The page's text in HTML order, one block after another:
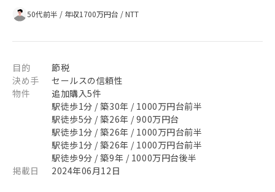
50代前半 / 年収1700万円台 /NTT
目的
節税
決め手
セールスの信頼性
物件
追加購入5件
駅徒歩1分 / 築30年 / 1000万円台前半
駅徒歩5分 / 築26年 / 900万円台
駅徒歩1分 / 築26年 / 1000万円台前半
駅徒歩1分 / 築26年 / 1000万円台前半
駅徒歩9分 / 築9年 / 1000万円台後半
掲載日
2024年06月12日